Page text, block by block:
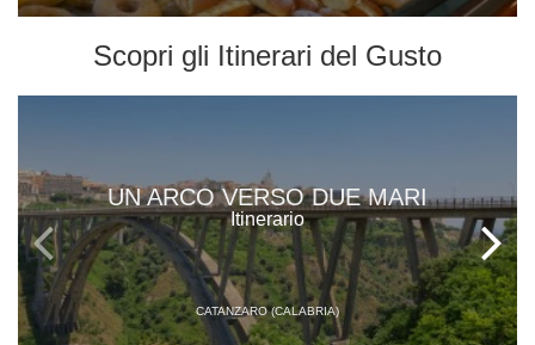
Scopri gli Itinerari del Gusto
UN ARCO VERSO DUE MARI
Itinerario
CATANZARO (CALABRIA)